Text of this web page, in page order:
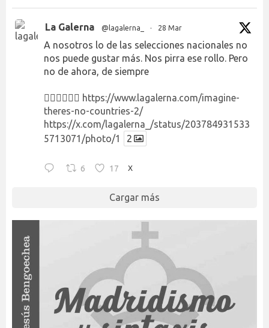
La Galerna @lagalerna_ · 28 Mar
A nosotros lo de las selecciones nacionales no
nos puede gustar más. Nos pirra ese rollo. Pero
no de ahora, de siempre
👉🏻👉🏻👉🏻 https://www.lagalerna.com/imagine-
theres-no-countries-2/
https://x.com/lagalerna_/status/203784931533
5713071/photo/1
2
6 17 X
Cargar más